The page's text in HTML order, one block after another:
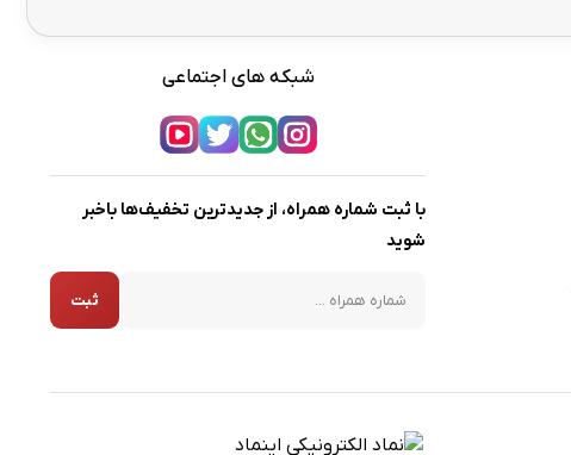
شبکه های اجتماعی
با ثبت شماره همراه، از جدیدترین تخفیف‌ها باخبر
شوید
ثبت